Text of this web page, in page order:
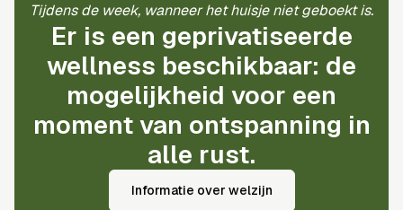
Tijdens de week, wanneer het huisje niet geboekt is.
Er is een geprivatiseerde
wellness beschikbaar: de
mogelijkheid voor een
moment van ontspanning in
alle rust.
Informatie over welzijn